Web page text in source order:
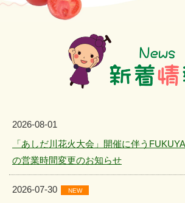
2026-08-01
「あしだ川花火大会」開催に伴う
の営業時間変更のお知らせ
2026-07-30 NEW